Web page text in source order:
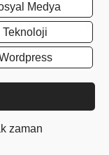
Medya
Teknoloji
zaman